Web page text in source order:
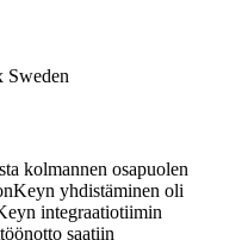
Sweden
kolmannen osapuolen
yhdistäminen oli
integraatiotiimin
saatiin